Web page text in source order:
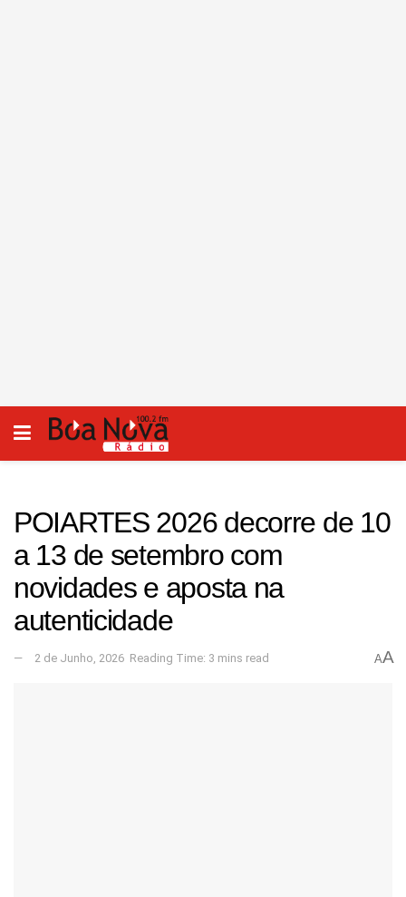
POIARTES 2026 decorre de 10
a 13 de setembro com
novidades e aposta na
autenticidade
2 de Junho, 2026 Reading Time: 3 mins read AA